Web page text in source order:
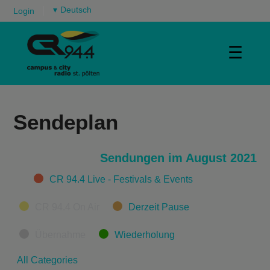
Login ▾
☰
Sendeplan
Sendungen im August 2021
CategoriesCR 94.4 Live - Festivals & Events
Derzeit Pause
Wiederholung
All Categories